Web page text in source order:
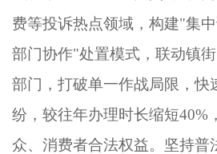
费等投诉热点领域，构建"集中
部门协作"处置模式，联动镇
部门，打破单一作战局限，快
纷，较往年办理时长缩短40%
众、消费者合法权益。坚持普